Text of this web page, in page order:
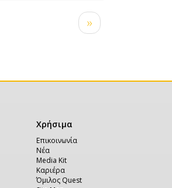
Next
page
››
Χρήσιμα
Χρήσιμα
Επικοινωνία
Νέα
Media Kit
Καριέρα
Όμιλος Quest